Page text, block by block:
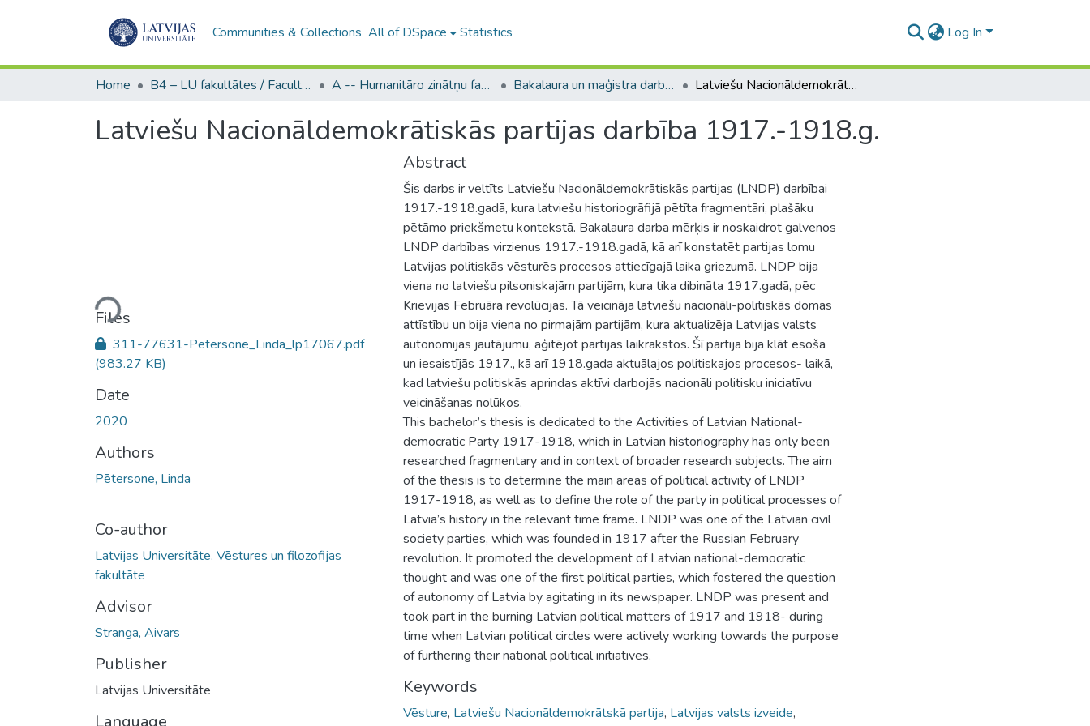
Communities & Collections All of DSpace Statistics Log In
Home B4 – LU fakultātes / Faculties of the UL A -- Humanitāro zinātņu fakultāte / Faculty of Humanities Bakalaura un maģistra darbi (HZF) / Bachelor's and Master's theses Latviešu Nacionāldemokrātiskās partijas darbība 1917.-1918.g.
Latviešu Nacionāldemokrātiskās partijas darbība 1917.-1918.g.
Loading...
Files
311-77631-Petersone_Linda_lp17067.pdf
(983.27 KB)
Date
2020
Authors
Pētersone, Linda
Co-author
Latvijas Universitāte. Vēstures un filozofijas
fakultāte
Advisor
Stranga, Aivars
Publisher
Latvijas Universitāte
Language
Abstract
Šis darbs ir veltīts Latviešu Nacionāldemokrātiskās partijas (LNDP) darbībai
1917.-1918.gadā, kura latviešu historiogrāfijā pētīta fragmentāri, plašāku
pētāmo priekšmetu kontekstā. Bakalaura darba mērķis ir noskaidrot galvenos
LNDP darbības virzienus 1917.-1918.gadā, kā arī konstatēt partijas lomu
Latvijas politiskās vēsturēs procesos attiecīgajā laika griezumā. LNDP bija
viena no latviešu pilsoniskajām partijām, kura tika dibināta 1917.gadā, pēc
Krievijas Februāra revolūcijas. Tā veicināja latviešu nacionāli-politiskās domas
attīstību un bija viena no pirmajām partijām, kura aktualizēja Latvijas valsts
autonomijas jautājumu, aģitējot partijas laikrakstos. Šī partija bija klāt esoša
un iesaistījās 1917., kā arī 1918.gada aktuālajos politiskajos procesos- laikā,
kad latviešu politiskās aprindas aktīvi darbojās nacionāli politisku iniciatīvu
veicināšanas nolūkos.
This bachelor’s thesis is dedicated to the Activities of Latvian National-
democratic Party 1917-1918, which in Latvian historiography has only been
researched fragmentary and in context of broader research subjects. The aim
of the thesis is to determine the main areas of political activity of LNDP
1917-1918, as well as to define the role of the party in political processes of
Latvia’s history in the relevant time frame. LNDP was one of the Latvian civil
society parties, which was founded in 1917 after the Russian February
revolution. It promoted the development of Latvian national-democratic
thought and was one of the first political parties, which fostered the question
of autonomy of Latvia by agitating in its newspaper. LNDP was present and
took part in the burning Latvian political matters of 1917 and 1918- during
time when Latvian political circles were actively working towards the purpose
of furthering their national political initiatives.
Keywords
Vēsture, Latviešu Nacionāldemokrātskā partija, Latvijas valsts izveide,